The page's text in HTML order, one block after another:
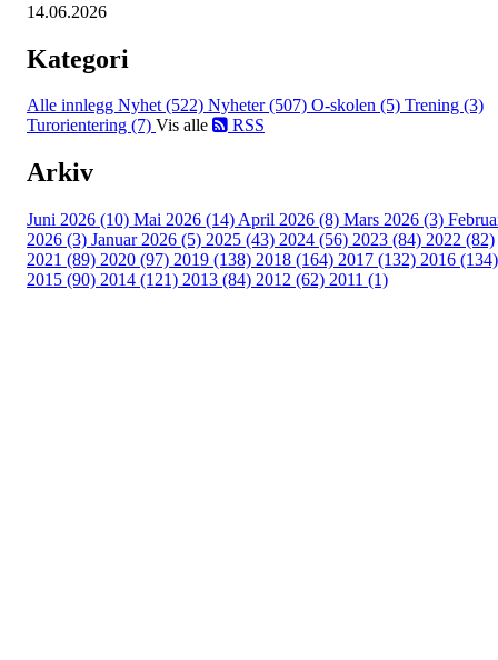
14.06.2026
Kategori
Alle innlegg Nyhet (522) Nyheter (507) O-skolen (5) Trening (3)
Turorientering (7) Vis alle RSS
Arkiv
Juni 2026 (10) Mai 2026 (14) April 2026 (8) Mars 2026 (3)
2026 (3) Januar 2026 (5) 2025 (43) 2024 (56) 2023 (84) 2022 (82)
2021 (89) 2020 (97) 2019 (138) 2018 (164) 2017 (132) 2016 (134)
2015 (90) 2014 (121) 2013 (84) 2012 (62) 2011 (1)